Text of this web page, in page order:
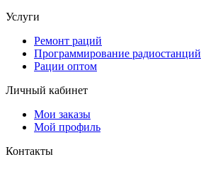
Услуги
Ремонт раций
Программирование радиостанций
Рации оптом
Личный кабинет
Мои заказы
Мой профиль
Контакты